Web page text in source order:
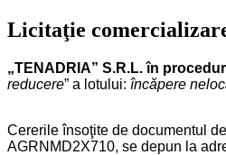
Licitaţie
„TENADRIA” S.R.L. în
reducere” a lotului: încăpere
Cererile însoţite de documentul
AGRNMD2X710, se depun la